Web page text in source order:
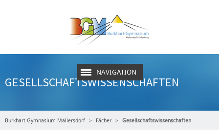
NAVIGATION
GESELLSCHAFTSWISSENSCHAFTEN
Burkhart Gymnasium Mallersdorf Fächer Gesellschaftswissenschaften